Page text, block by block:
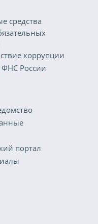
средства
коррупции
ФНС России
портал